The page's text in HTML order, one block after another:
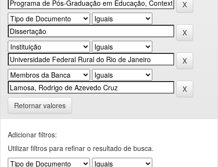
Retornar valores
Adicionar filtros:
Utilizar filtros para refinar o resultado de busca.